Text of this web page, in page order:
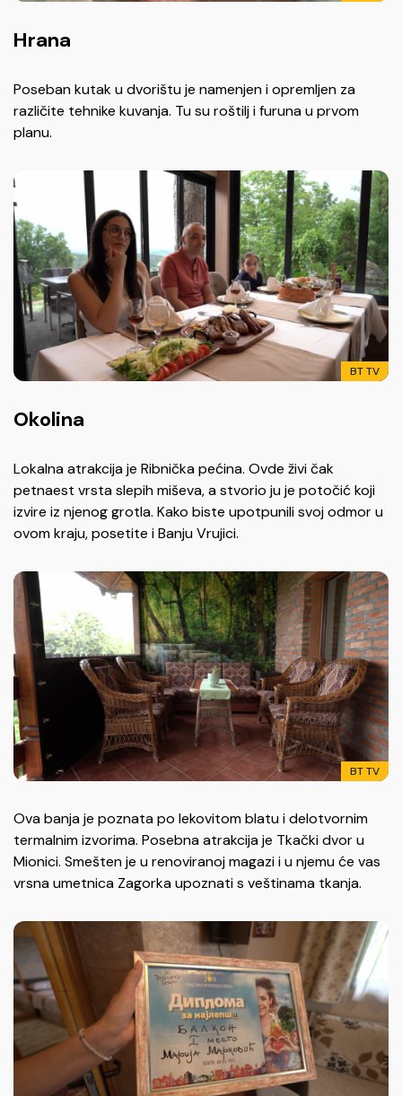
Hrana
Poseban kutak u dvorištu je namenjen i opremljen za
različite tehnike kuvanja. Tu su roštilj i furuna u prvom
planu.
BT TV
Okolina
Lokalna atrakcija je Ribnička pećina. Ovde živi čak
petnaest vrsta slepih miševa, a stvorio ju je potočić koji
izvire iz njenog grotla. Kako biste upotpunili svoj odmor u
ovom kraju, posetite i Banju Vrujici.
BT TV
Ova banja je poznata po lekovitom blatu i delotvornim
termalnim izvorima. Posebna atrakcija je Tkački dvor u
Mionici. Smešten je u renoviranoj magazi i u njemu će vas
vrsna umetnica Zagorka upoznati s veštinama tkanja.